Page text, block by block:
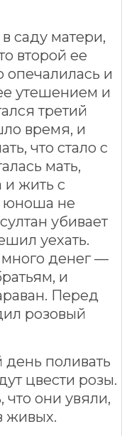
саду матери,
второй ее
и
утешением и
третий
время, и
что стало с
мать,
и жить с
юноша не
убивает
уехать.
много денег —
и
Перед
розовый
поливать
цвести розы.
они увяли,
живых.